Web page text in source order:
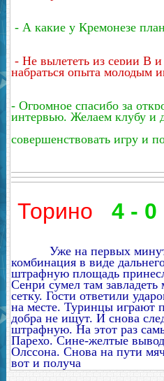
- А какие у Кремонезе
- Не вылететь из серии В
набраться опыта молодым
- Огромное спасибо за
интервью. Желаем клубу и
совершенствовать игру и
Торино 4 - 0
Уже на первых
комбинация в виде
штрафную площадь
Сенри сумел там завладеть
сетку. Гости ответили
на месте. Туринцы играют
добра не ищут. И снова
штрафную. На этот раз
Парехо. Сине-желтые
Олссона. Снова на пути
вот и получа